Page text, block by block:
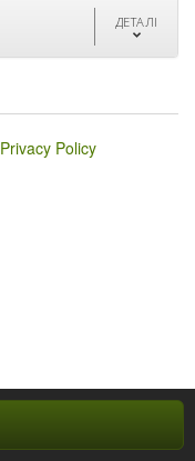
ДЕТАЛІ
Privacy Policy